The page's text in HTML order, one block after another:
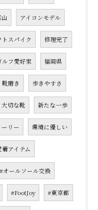
山 アイコンモデル
トスパイク 修理完了
ルフ愛好家 福岡県
靴磨き 歩きやすさ
大切な靴 新たな一歩
リー 環境に優しい
着アイテム
#オールソール交換
#FootJoy #東京都